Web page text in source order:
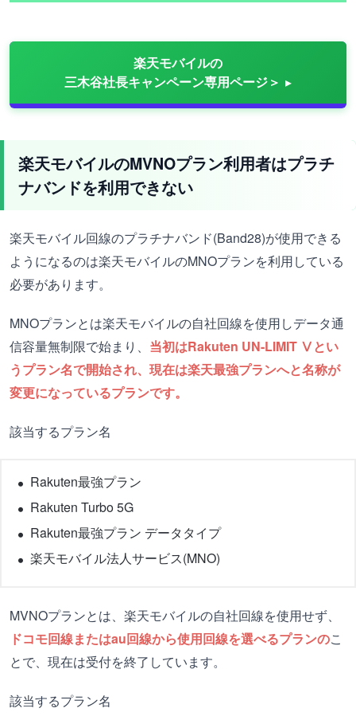
楽天モバイルの
三木谷社長キャンペーン専用ページ＞
楽天モバイルのMVNOプラン利用者はプラチ
ナバンドを利用できない
楽天モバイル回線のプラチナバンド(Band28)が使用できる
ようになるのは楽天モバイルのMNOプランを利用している
必要があります。
MNOプランとは楽天モバイルの自社回線を使用しデータ通
信容量無制限で始まり、 当初はRakuten UN-LIMIT Ⅴとい
うプラン名で開始され、現在は楽天最強プランへと名称が
変更になっているプランです。
該当するプラン名
Rakuten最強プラン
Rakuten Turbo 5G
Rakuten最強プラン データタイプ
楽天モバイル法人サービス(MNO)
MVNOプランとは、楽天モバイルの自社回線を使用せず、
ドコモ回線またはau回線から使用回線を選べるプランのこ
とで、現在は受付を終了しています。
該当するプラン名